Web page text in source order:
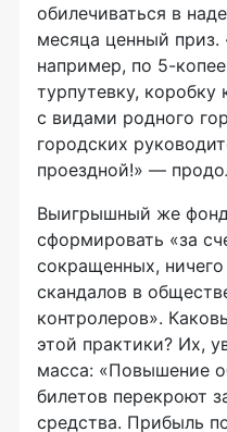
обилечиваться в
месяца ценный приз.
например, по 5-
турпутевку, коробку
с видами родного
городских
проездной!» —
Выигрышный же
сформировать «за
сокращенных,
скандалов в
контролеров».
этой практики? Их,
масса: «Повышение
билетов перекроют
средства. Прибыль